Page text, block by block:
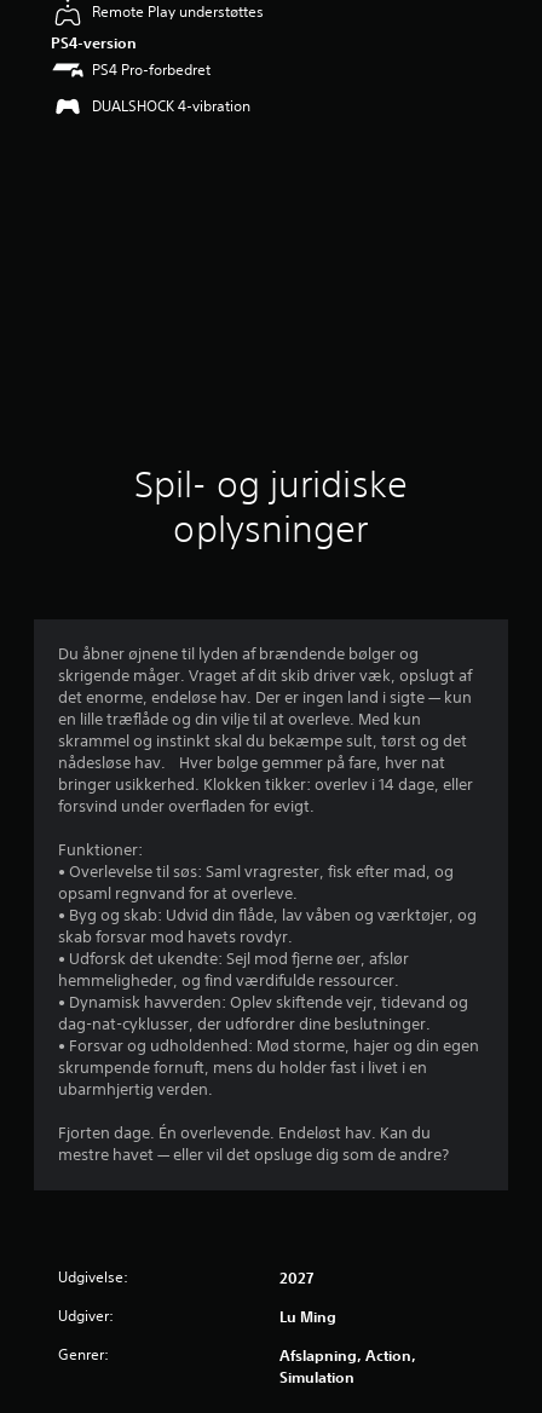
Remote Play understøttes
PS4-version
PS4 Pro-forbedret
DUALSHOCK 4-vibration
Spil- og juridiske
oplysninger
Du åbner øjnene til lyden af brændende bølger og
skrigende måger. Vraget af dit skib driver væk, opslugt af
det enorme, endeløse hav. Der er ingen land i sigte — kun
en lille træflåde og din vilje til at overleve. Med kun
skrammel og instinkt skal du bekæmpe sult, tørst og det
nådesløse hav. Hver bølge gemmer på fare, hver nat
bringer usikkerhed. Klokken tikker: overlev i 14 dage, eller
forsvind under overfladen for evigt.
Funktioner:
• Overlevelse til søs: Saml vragrester, fisk efter mad, og
opsaml regnvand for at overleve.
• Byg og skab: Udvid din flåde, lav våben og værktøjer, og
skab forsvar mod havets rovdyr.
• Udforsk det ukendte: Sejl mod fjerne øer, afslør
hemmeligheder, og find værdifulde ressourcer.
• Dynamisk havverden: Oplev skiftende vejr, tidevand og
dag-nat-cyklusser, der udfordrer dine beslutninger.
• Forsvar og udholdenhed: Mød storme, hajer og din egen
skrumpende fornuft, mens du holder fast i livet i en
ubarmhjertig verden.
Fjorten dage. Én overlevende. Endeløst hav. Kan du
mestre havet — eller vil det opsluge dig som de andre?
Udgivelse: 2027
Udgiver: Lu Ming
Genrer:
Afslapning, Action,
Simulation